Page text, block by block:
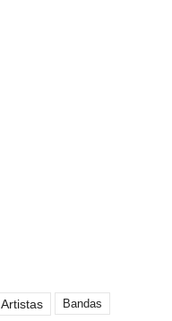
Artistas Bandas